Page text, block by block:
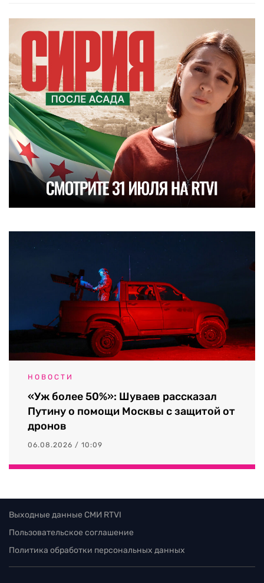
НОВОСТИ
«Уж более 50%»: Шуваев рассказал
Путину о помощи Москвы с защитой от
дронов
06.08.2026 / 10:09
Выходные данные СМИ RTVI
Пользовательское соглашение
Политика обработки персональных данных